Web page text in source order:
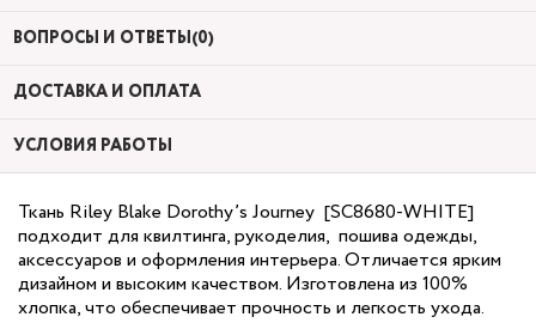
ВОПРОСЫ И ОТВЕТЫ(0)
ДОСТАВКА И ОПЛАТА
УСЛОВИЯ РАБОТЫ
Ткань Riley Blake Dorothy’s Journey [SC8680-WHITE]
подходит для квилтинга, рукоделия, пошива одежды,
аксессуаров и оформления интерьера. Отличается ярким
дизайном и высоким качеством. Изготовлена из 100%
хлопка, что обеспечивает прочность и легкость ухода.